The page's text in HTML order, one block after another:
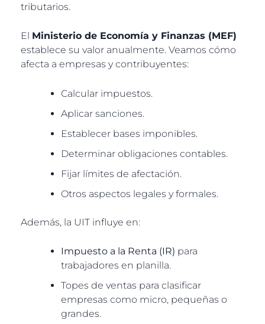
tributarios.
El Ministerio de Economía y Finanzas (MEF)
establece su valor anualmente. Veamos cómo
afecta a empresas y contribuyentes:
Calcular impuestos.
Aplicar sanciones.
Establecer bases imponibles.
Determinar obligaciones contables.
Fijar límites de afectación.
Otros aspectos legales y formales.
Además, la UIT influye en:
Impuesto a la Renta (IR) para
trabajadores en planilla.
Topes de ventas para clasificar
empresas como micro, pequeñas o
grandes.